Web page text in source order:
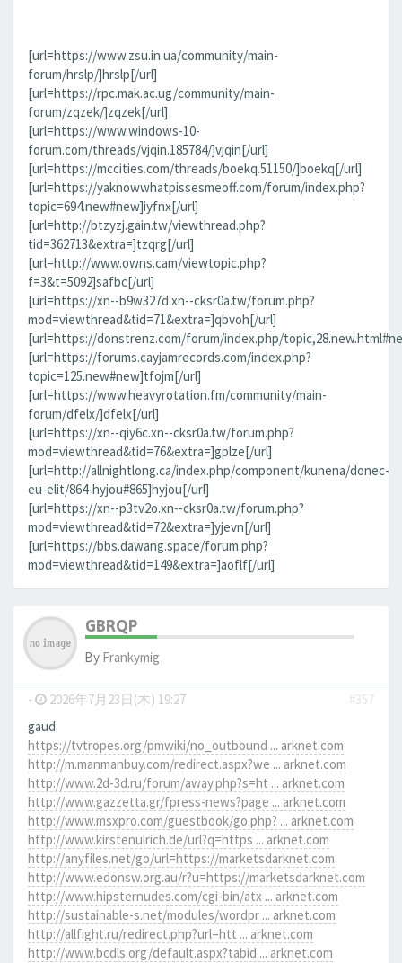
[url=https://www.zsu.in.ua/community/main-
forum/hrslp/]hrslp[/url]
[url=https://rpc.mak.ac.ug/community/main-
forum/zqzek/]zqzek[/url]
[url=https://www.windows-10-
forum.com/threads/vjqin.185784/]vjqin[/url]
[url=https://mccities.com/threads/boekq.51150/]boekq[/url]
[url=https://yaknowwhatpissesmeoff.com/forum/index.php?
topic=694.new#new]iyfnx[/url]
[url=http://btzyzj.gain.tw/viewthread.php?
tid=362713&extra=]tzqrg[/url]
[url=http://www.owns.cam/viewtopic.php?
f=3&t=5092]safbc[/url]
[url=https://xn--b9w327d.xn--cksr0a.tw/forum.php?
mod=viewthread&tid=71&extra=]qbvoh[/url]
[url=https://donstrenz.com/forum/index.php/
[url=https://forums.cayjamrecords.com/index.php?
topic=125.new#new]tfojm[/url]
[url=https://www.heavyrotation.fm/community/main-
forum/dfelx/]dfelx[/url]
[url=https://xn--qiy6c.xn--cksr0a.tw/forum.php?
mod=viewthread&tid=76&extra=]gplze[/url]
[url=http://allnightlong.ca/index.php/component/kunena/donec-
eu-elit/864-hyjou#865]hyjou[/url]
[url=https://xn--p3tv2o.xn--cksr0a.tw/forum.php?
mod=viewthread&tid=72&extra=]yjevn[/url]
[url=https://bbs.dawang.space/forum.php?
mod=viewthread&tid=149&extra=]aoflf[/url]
GBRQP
By Frankymig
- 2026年7月23日(木) 19:27
#357
gaud
https://tvtropes.org/pmwiki/no_outbound ... arknet.com
http://m.manmanbuy.com/redirect.aspx?we ... arknet.com
http://www.2d-3d.ru/forum/away.php?s=ht ... arknet.com
http://www.gazzetta.gr/fpress-news?page ... arknet.com
http://www.msxpro.com/guestbook/go.php? ... arknet.com
http://www.kirstenulrich.de/url?q=https ... arknet.com
http://anyfiles.net/go/url=https://marketsdarknet.com
http://www.edonsw.org.au/r?u=https://marketsdarknet.com
http://www.hipsternudes.com/cgi-bin/atx ... arknet.com
http://sustainable-s.net/modules/wordpr ... arknet.com
http://allfight.ru/redirect.php?url=htt ... arknet.com
http://www.bcdls.org/default.aspx?tabid ... arknet.com